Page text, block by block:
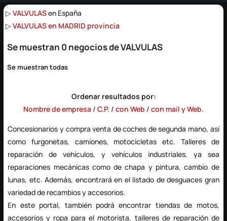
▷VALVULASen España
▷VALVULAS en MADRID provincia
Se muestran 0 negocios de VALVULAS
Se muestran todas
Ordenar resultados por:
Nombre de empresa / C.P. / con Web / con mail y Web.
Concesionarios y compra venta de coches de segunda mano, así
como furgonetas, camiones, motocicletas etc. Talleres de
reparación de vehículos, y vehículos industriales, ya sea
reparaciones mecánicas como de chapa y pintura, cambio de
lunas, etc. Además, encontrará en el listado dedesguaces gran
variedad de recambios y accesorios.
En este portal, también podrá encontrar tiendas de motos,
accesorios y ropa para el motorista, talleres de reparación de